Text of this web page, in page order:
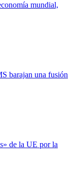
mundial,
barajan una fusión
de la UE por la